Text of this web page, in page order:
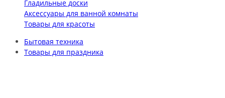
Гладильные доски
Аксессуары для ванной комнаты
Товары для красоты
Бытовая техника
Товары для праздника